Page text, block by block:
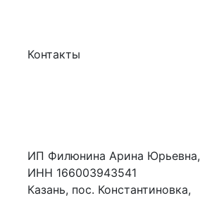
Контакты
ИП Филюнина Арина Юрьевна,
ИНН 166003943541
Казань, пос. Константиновка,